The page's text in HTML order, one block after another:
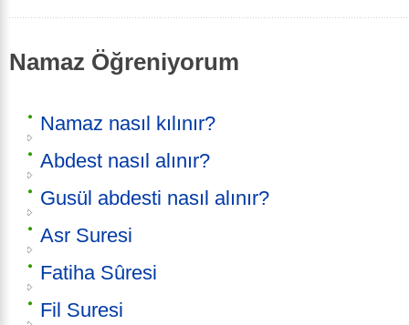
Namaz Öğreniyorum
Namaz nasıl kılınır?
Abdest nasıl alınır?
Gusül abdesti nasıl alınır?
Asr Suresi
Fatiha Sûresi
Fil Suresi